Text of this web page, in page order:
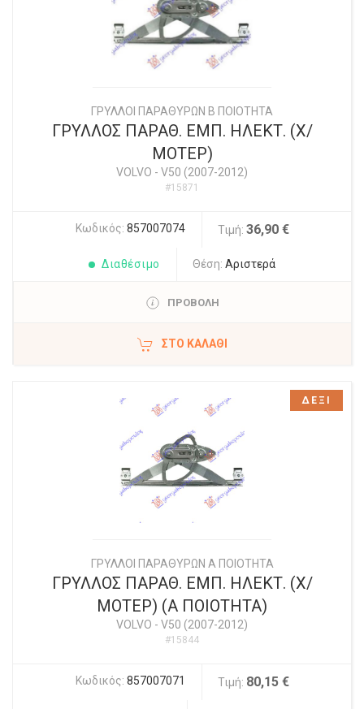
ΓΡΥΛΛΟΙ ΠΑΡΑΘΥΡΩΝ Β ΠΟΙΟΤΗΤΑ
ΓΡΥΛΛΟΣ ΠΑΡΑΘ. ΕΜΠ. ΗΛΕΚΤ. (Χ/
ΜΟΤΕΡ)
VOLVO - V50 (2007-2012)
#15871
Κωδικός: 857007074 Τιμή: 36,90 €
Διαθέσιμο Θέση: Αριστερά
ΠΡΟΒΟΛΗ
ΣΤΟ ΚΑΛΆΘΙ
ΓΡΥΛΛΟΙ ΠΑΡΑΘΥΡΩΝ Α ΠΟΙΟΤΗΤΑ
ΓΡΥΛΛΟΣ ΠΑΡΑΘ. ΕΜΠ. ΗΛΕΚΤ. (Χ/
ΜΟΤΕΡ) (Α ΠΟΙΟΤΗΤΑ)
VOLVO - V50 (2007-2012)
#15844
Κωδικός: 857007071 Τιμή: 80,15 €
ΔΕΞΙ